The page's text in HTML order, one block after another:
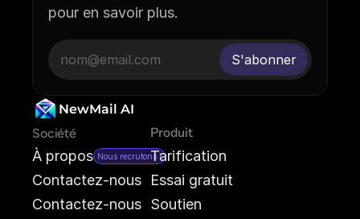
pour en savoir plus.
NewMail AI
Société
À propos Nous recrutons !
Contactez-nous
Contactez-nous
Produit
Tarification
Essai gratuit
Soutien